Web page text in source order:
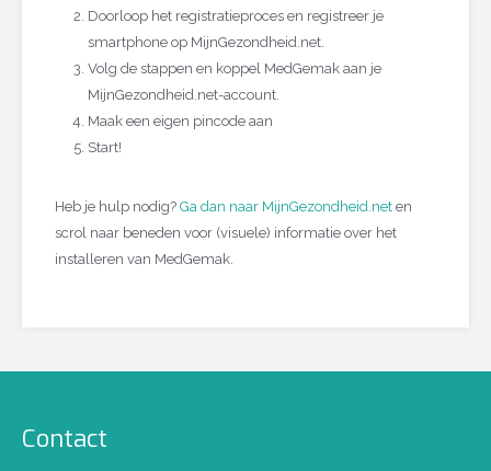
Doorloop het registratieproces en registreer je
smartphone op MijnGezondheid.net.
Volg de stappen en koppel MedGemak aan je
MijnGezondheid.net-account.
Maak een eigen pincode aan
Start!
Heb je hulp nodig? Ga dan naar MijnGezondheid.net en
scrol naar beneden voor (visuele) informatie over het
installeren van MedGemak.
Contact